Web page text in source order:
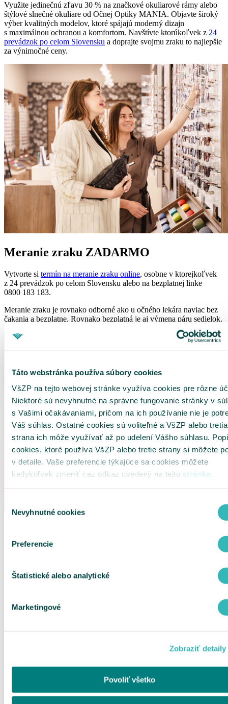
Táto webstránka používa súbory cookies
VšZP na tejto webovej stránke využíva cookies pre rôzne
Niektoré sú nevyhnutné na správne fungovanie stránky v
s Vašimi očakávaniami, pričom na ich používanie nie je
Váš súhlas. Ostatné cookies sú voliteľné a VšZP alebo tretia
strana ich môže využívať až po udelení Vášho súhlasu.
cookies, ktoré používa VšZP alebo tretie strany si môžete
v detaile. Vaše preferencie týkajúce sa cookies môžete
kedykoľvek zmeniť cez odkaz uvedený na tejto stránke.
súhlasu
Nevyhnutné cookies
Preferencie
Štatistické alebo analytické
Marketingové
Zobraziť detaily
Povoliť všetko
Využite jedinečnú zľavu 30 % na značkové okuliarové rámy alebo
štýlové slnečné okuliare od Očnej Optiky MANIA. Objavte široký
výber kvalitných modelov, ktoré spájajú moderný dizajn
s maximálnou ochranou a komfortom. Navštívte ktorúkoľvek z 24
prevádzok po celom Slovensku a doprajte svojmu zraku to najlepšie
za výnimočné ceny.
Meranie zraku ZADARMO
Vytvorte si termín na meranie zraku online, osobne v ktorejkoľvek
z 24 prevádzok po celom Slovensku alebo na bezplatnej linke
0800 183 183.
Meranie zraku je rovnako odborné ako u očného lekára naviac bez
čakania a bezplatne. Rovnako bezplatná je aj výmena páru sedielok.
30 % zľava na slnečné okuliare ( značkové, športové, pánske,
dámske, fotochromatické, polarizačné, zrkadlové, dizajnové
Zľavy nie je možné kumulovať. Nevzťahuje sa na už
poistenca.